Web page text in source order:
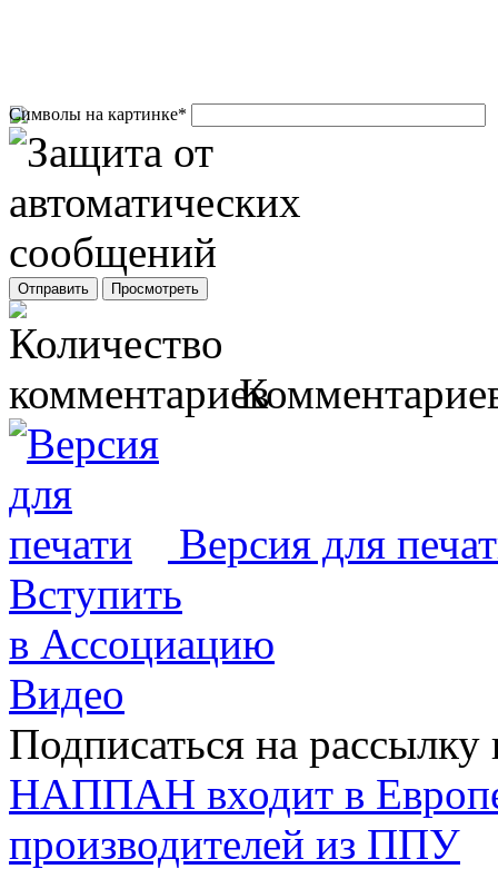
Символы на картинке*
Версия для
Вступить
в Ассоциацию
Видео
Подписаться на рассылку
НАППАН входит в
производителей из ППУ